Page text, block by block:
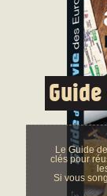
Le Guide
clés pour
Si vous